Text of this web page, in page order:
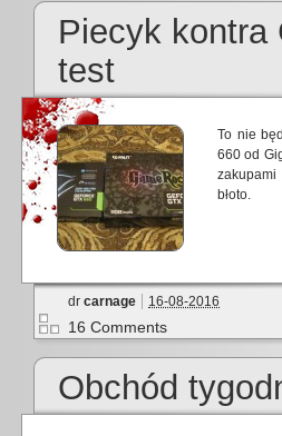
Piecyk kontra
test
To nie
660 od
zakupami
błoto.
dr carnage 16-08-2016
16 Comments
Obchód